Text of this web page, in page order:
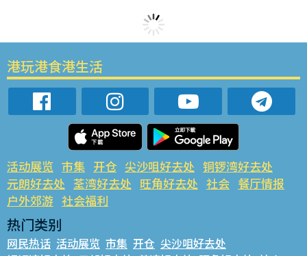
港玩港食港生活
活动展览 市集 开仓 尖沙咀好去处 铜锣湾好去处
元朗好去处 荃湾好去处 旺角好去处 社会 餐厅情报
户外郊游 社会福利
热门类别
网民热话 活动展览 市集 开仓 尖沙咀好去处